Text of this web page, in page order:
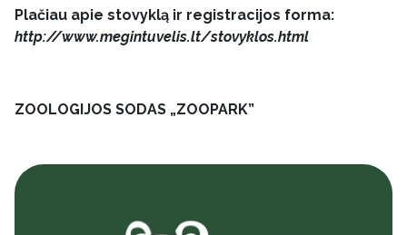
Plačiau apie stovyklą ir registracijos forma:
http://www.megintuvelis.lt/stovyklos.html
ZOOLOGIJOS SODAS „ZOOPARK”